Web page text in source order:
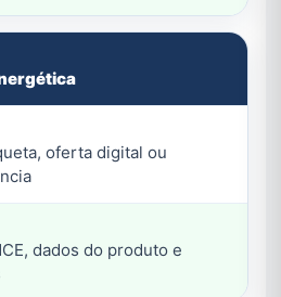
oferta digital ou
dados do produto e